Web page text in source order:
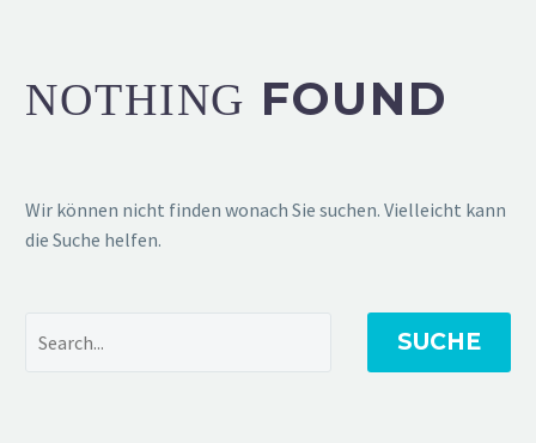
NOTHING FOUND
Wir können nicht finden wonach Sie suchen. Vielleicht kann
die Suche helfen.
SUCHE